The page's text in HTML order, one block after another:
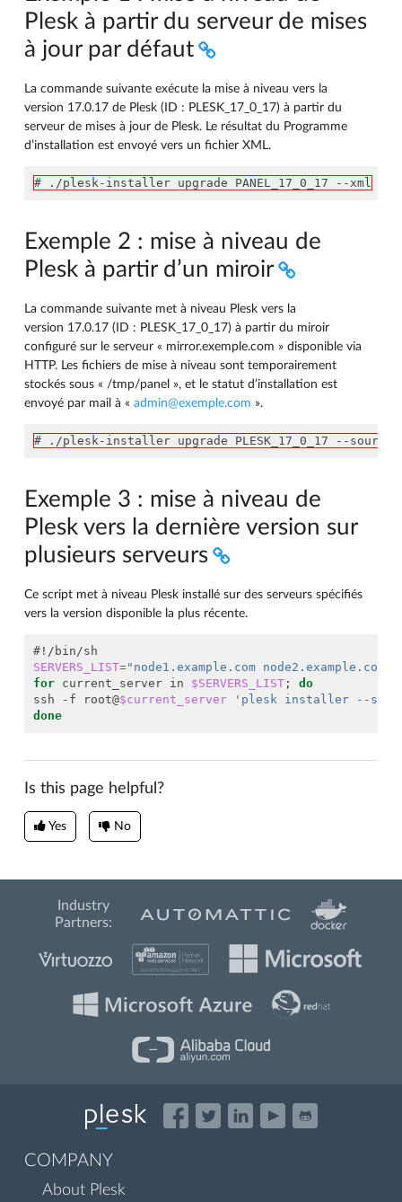
Plesk à partir du serveur de mises
à jour par défaut
La commande suivante exécute la mise à niveau vers la
version 17.0.17 de Plesk (ID : PLESK_17_0_17) à partir du
serveur de mises à jour de Plesk. Le résultat du Programme
d’installation est envoyé vers un fichier XML.
# ./plesk-installer upgrade PANEL_17_0_17 --xml
Exemple 2 : mise à niveau de
Plesk à partir d’un miroir
La commande suivante met à niveau Plesk vers la
version 17.0.17 (ID : PLESK_17_0_17) à partir du miroir
configuré sur le serveur « mirror.exemple.com » disponible via
HTTP. Les fichiers de mise à niveau sont temporairement
stockés sous « /tmp/panel », et le statut d’installation est
envoyé par mail à « admin@exemple.com ».
# ./plesk-installer upgrade PLESK_17_0_17 --
Exemple 3 : mise à niveau de
Plesk vers la dernière version sur
plusieurs serveurs
Ce script met à niveau Plesk installé sur des serveurs spécifiés
vers la version disponible la plus récente.
#!/bin/sh
SERVERS_LIST="node1.example.com node2.example.com"
for current_server in $SERVERS_LIST ;
do
ssh -f root@$current_server
'plesk installer --
done
Is this page helpful?
Yes No
Industry
Partners:
COMPANY
About Plesk